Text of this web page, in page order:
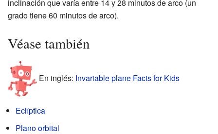
inclinación que varía entre 14 y 28 minutos de arco (un
grado tiene 60 minutos de arco).
Véase también
En inglés: Invariable plane Facts for Kids
Eclíptica
Plano orbital